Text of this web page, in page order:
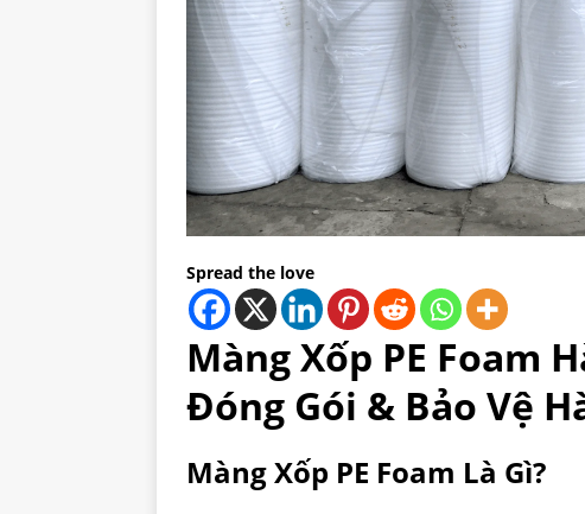
Spread the love
Màng Xốp PE Foam
Đóng Gói & Bảo Vệ
Màng Xốp PE Foam Là Gì?